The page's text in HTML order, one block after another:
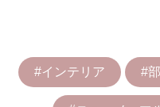
#インテリア #